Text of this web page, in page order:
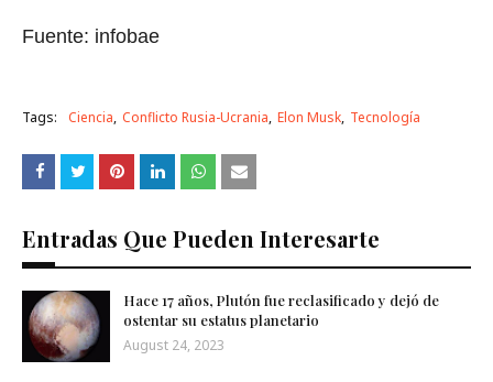
Fuente: infobae
Tags: Ciencia Conflicto Rusia-Ucrania Elon Musk Tecnología
Entradas Que Pueden Interesarte
Hace 17 años, Plutón fue reclasificado y dejó de
ostentar su estatus planetario
August 24, 2023